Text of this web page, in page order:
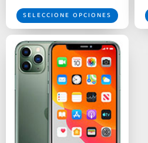
SELECCIONE OPCIONES